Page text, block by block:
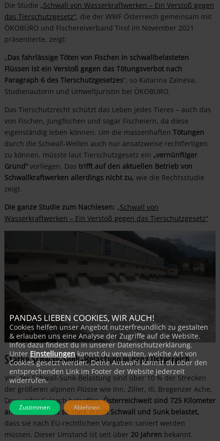
Die Studie „Schwall von Wasserkraftwerken – Ein Verstoß gegen
das Tierschutzgesetz“, die der WWF Österreich gemeinsam mit
ÖKOBÜRO und Fischereiverband Tirol im November 2021
präsentierte, zeigt:
„Das fahrlässige Töten von Fischen in schwallbelasteten
Flüssen ist ein Verstoß gegen das Tötungsverbot nach
Paragraph 6 des Tierschutzgesetzes“, so Katarina Zalneva,
Studienautorin und Umweltjuristin bei ÖKOBÜRO.
Das Tierschutzrecht schützt das Leben jedes Tieres – auch das
von Fischen, Jungfischen und sogar Fischeiern, da diese
eigenständig leben können. Um die massenhaften Tötungen
durch die Schwall-Wellen auch nur ansatzweise rechtfertigen
zu können, müsste laut Tierschutzgesetz ein „vernünftiger
Grund“vorliegen. Das trifft auf den aktuellen Betrieb von
Schwallkraftwerken allerdings nicht zu, wie die Rechtsstudie
zeigt.
Die ganze Studie zum Nachlesen: „Schwall von
Wasserkraftwerken – Ein Verstoß gegen das Tierschutzgesetz“
Starke Schwall-Sunk-Belastung in ganz Österreich
Von der Schwall-Sunk-Belastung sind über 10 % der Strecken
der größeren alpinen Flüsse wie Inn, Ziller, Ill, Bregenzer Ache,
Drau, oder Salzach betroffen.Österreichweit sind 725 Kilometer
an Flussstrecken so stark durch Schwall und Sunk belastet,
dass sie nach EU-rechtlichen Vorgaben saniert werden
müssen. Dieser Umstand ist seit über 20 Jahren bekannt.
PANDAS LIEBEN COOKIES, WIR AUCH!
Cookies helfen unser Angebot nutzerfreundlich zu gestalten
& erlauben uns eine Analyse der Zugriffe auf die Website.
Infos dazu findest du in unserer Datenschutzerklärung.
Unter Einstellungen kannst du verwalten, welche Art von
Cookies gesetzt werden. Deine Auswahl kannst du über den
entsprechenden Link im Footer der Website jederzeit
widerrufen.
Zustimmen Ablehnen